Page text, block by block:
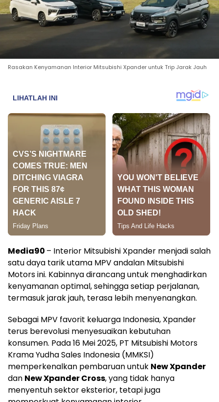
Rasakan Kenyamanan Interior Mitsubishi Xpander untuk Trip Jarak Jauh
Media90 – Interior Mitsubishi Xpander menjadi salah
satu daya tarik utama MPV andalan Mitsubishi
Motors ini. Kabinnya dirancang untuk menghadirkan
kenyamanan optimal, sehingga setiap perjalanan,
termasuk jarak jauh, terasa lebih menyenangkan.
Sebagai MPV favorit keluarga Indonesia, Xpander
terus berevolusi menyesuaikan kebutuhan
konsumen. Pada 16 Mei 2025, PT Mitsubishi Motors
Krama Yudha Sales Indonesia (MMKSI)
memperkenalkan pembaruan untuk New Xpander
dan New Xpander Cross, yang tidak hanya
menyentuh sektor eksterior, tetapi juga